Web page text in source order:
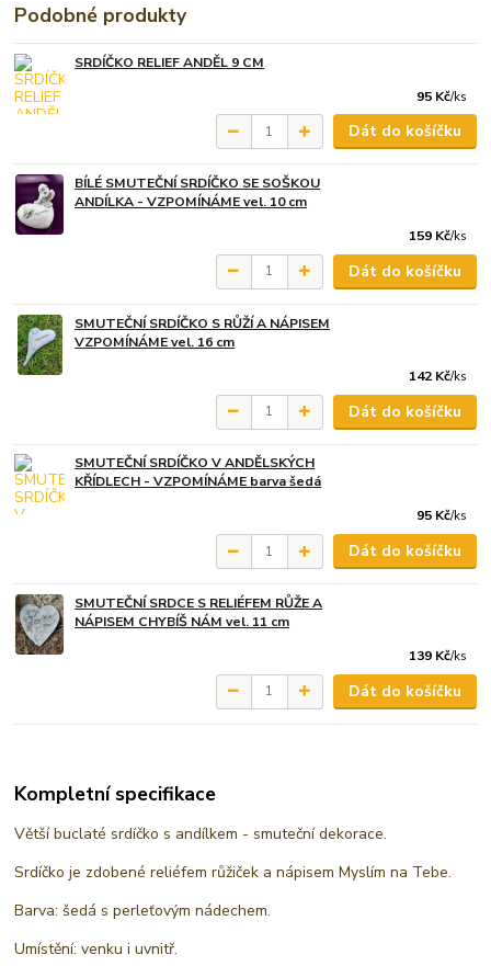
Podobné produkty
SRDÍČKO RELIEF ANDĚL 9 CM
95 Kč/ks
Dát do košíčku
BÍLÉ SMUTEČNÍ SRDÍČKO SE SOŠKOU
ANDÍLKA - VZPOMÍNÁME vel. 10 cm
159 Kč/ks
Dát do košíčku
SMUTEČNÍ SRDÍČKO S RŮŽÍ A NÁPISEM
VZPOMÍNÁME vel. 16 cm
142 Kč/ks
Dát do košíčku
SMUTEČNÍ SRDÍČKO V ANDĚLSKÝCH
KŘÍDLECH - VZPOMÍNÁME barva šedá
95 Kč/ks
Dát do košíčku
SMUTEČNÍ SRDCE S RELIÉFEM RŮŽE A
NÁPISEM CHYBÍŠ NÁM vel. 11 cm
139 Kč/ks
Dát do košíčku
Kompletní specifikace
Větší buclaté srdíčko s andílkem - smuteční dekorace.
Srdíčko je zdobené reliéfem růžiček a nápisem Myslím na Tebe.
Barva: šedá s perleťovým nádechem.
Umístění: venku i uvnitř.